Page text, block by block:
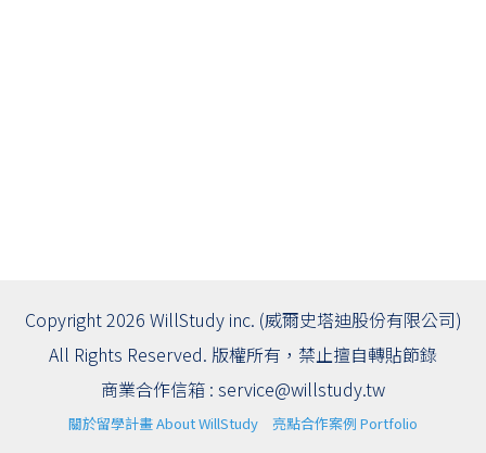
Copyright 2026 WillStudy inc. (威爾史塔迪股份有限公司)
All Rights Reserved. 版權所有，禁止擅自轉貼節錄
商業合作信箱 : service@willstudy.tw
關於留學計畫 About WillStudy 亮點合作案例 Portfolio